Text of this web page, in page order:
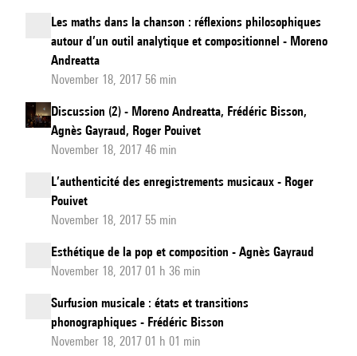
Les maths dans la chanson : réflexions philosophiques
autour d’un outil analytique et compositionnel - Moreno
Andreatta
November 18, 2017 56 min
Discussion (2) - Moreno Andreatta, Frédéric Bisson,
Agnès Gayraud, Roger Pouivet
November 18, 2017 46 min
L’authenticité des enregistrements musicaux - Roger
Pouivet
November 18, 2017 55 min
Esthétique de la pop et composition - Agnès Gayraud
November 18, 2017 01 h 36 min
Surfusion musicale : états et transitions
phonographiques - Frédéric Bisson
November 18, 2017 01 h 01 min